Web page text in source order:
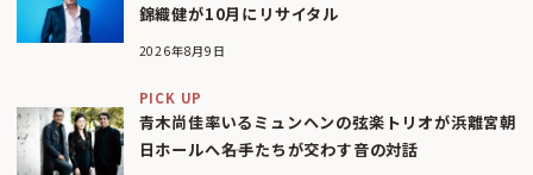
錦織健が10月にリサイタル
2026年8月9日
PICK UP
青木尚佳率いるミュンヘンの弦楽トリオが浜離宮朝
日ホールへ――名手たちが交わす音の対話